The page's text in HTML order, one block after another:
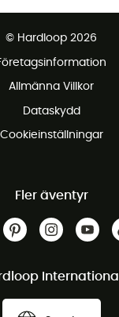
© Hardloop 2026
Allmänna Villkor
Dataskydd
Cookieinställningar
Fler äventyr
International